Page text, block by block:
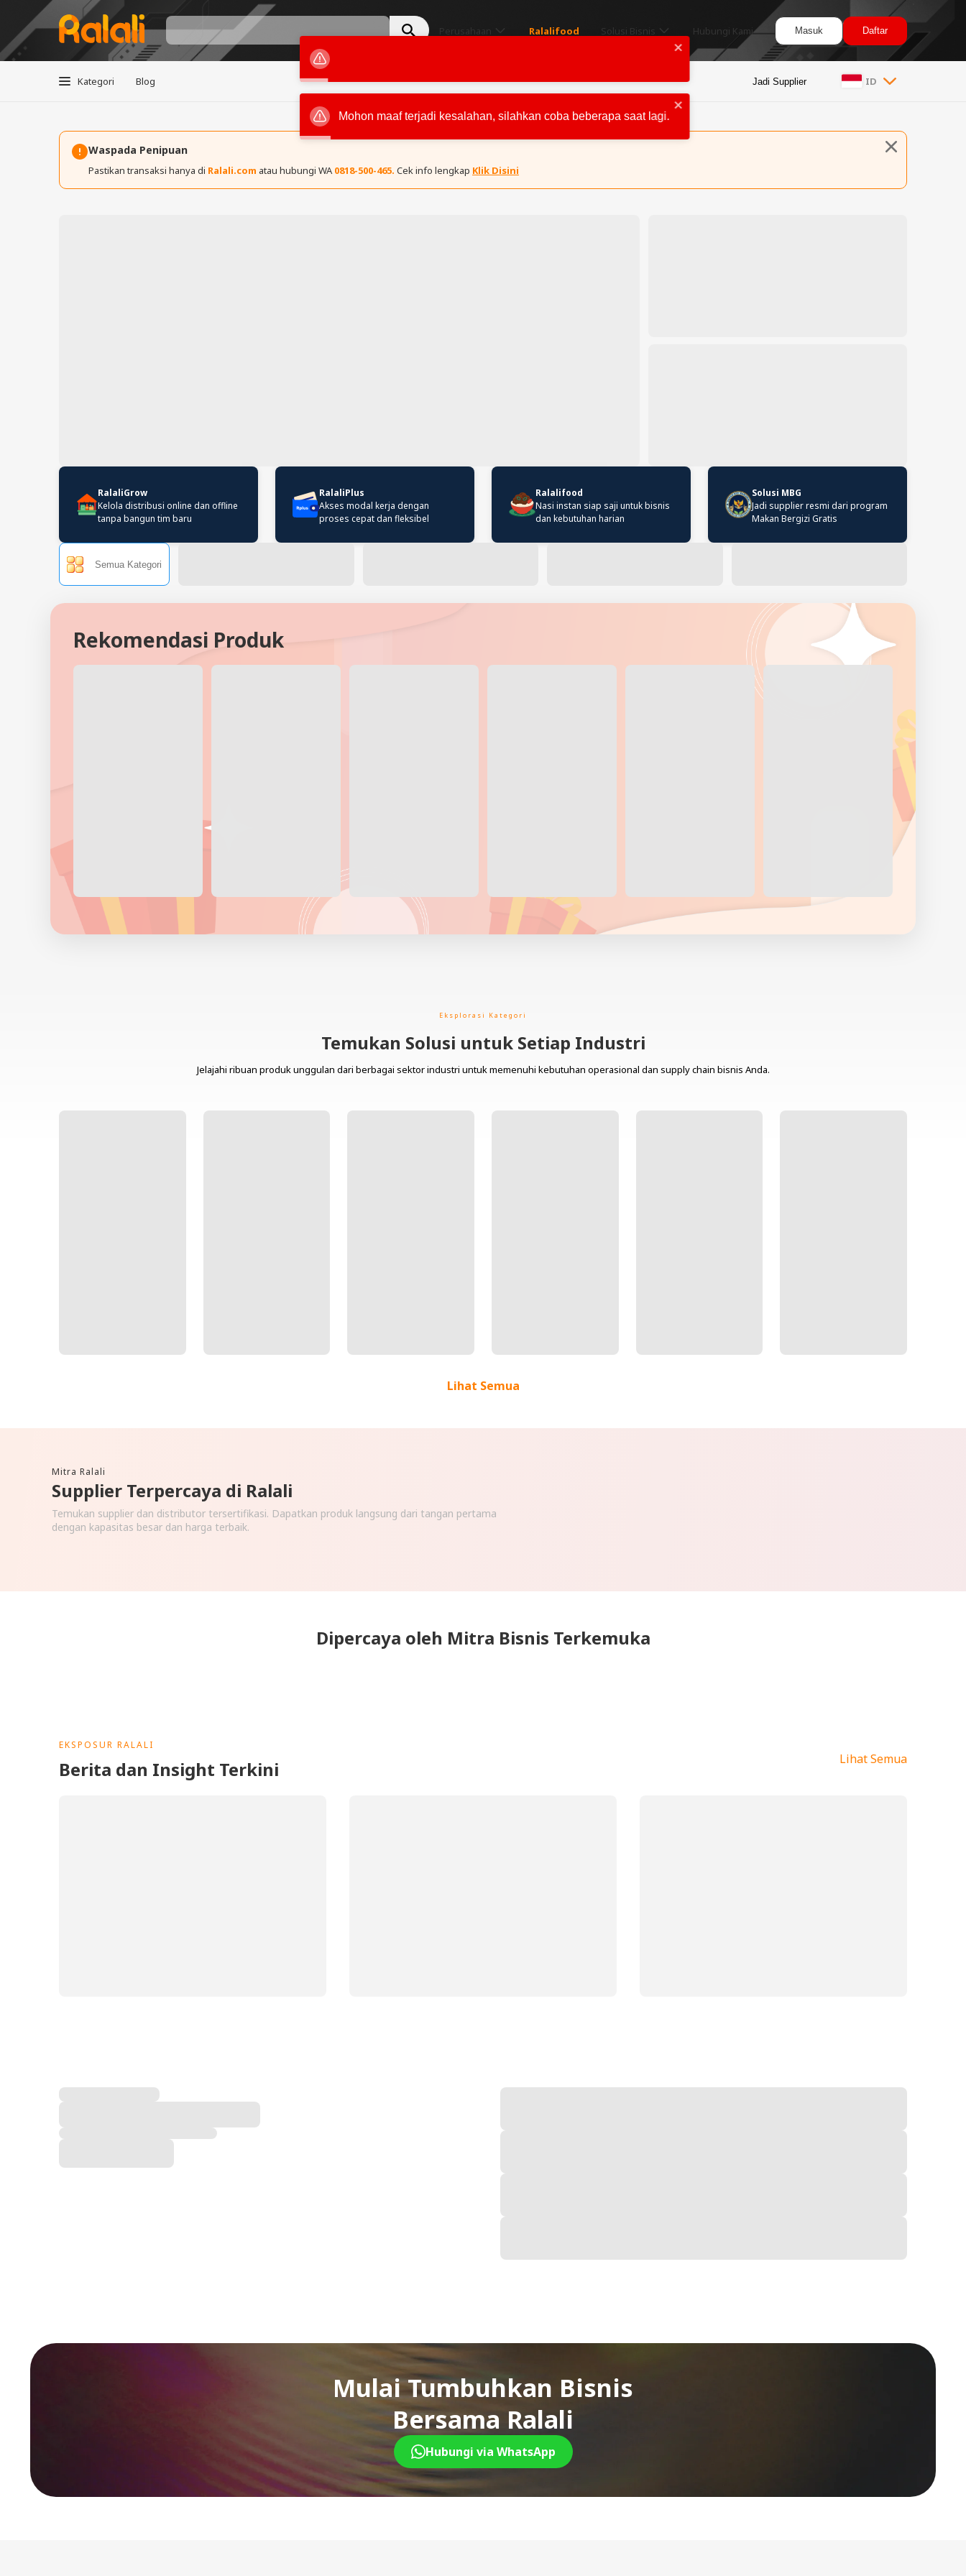
Perusahaan Ralalifood Solusi Bisnis Hubungi Kami Masuk Daftar
Kategori Blog Jadi Supplier ID
Waspada Penipuan
Pastikan transaksi hanya di Ralali.com atau hubungi WA 0818-500-465. Cek info lengkap Klik Disini
RalaliGrow
Kelola distribusi online dan offline
tanpa bangun tim baru
RalaliPlus
Akses modal kerja dengan
proses cepat dan fleksibel
Ralalifood
Nasi instan siap saji untuk bisnis
dan kebutuhan harian
Solusi MBG
Jadi supplier resmi dari program
Makan Bergizi Gratis
Semua Kategori
Rekomendasi Produk
Eksplorasi Kategori
Temukan Solusi untuk Setiap Industri
Jelajahi ribuan produk unggulan dari berbagai sektor industri untuk memenuhi kebutuhan operasional dan supply chain bisnis Anda.
Lihat Semua
Mitra Ralali
Supplier Terpercaya di Ralali
Temukan supplier dan distributor tersertifikasi. Dapatkan produk langsung dari tangan pertama
dengan kapasitas besar dan harga terbaik.
Dipercaya oleh Mitra Bisnis Terkemuka
EKSPOSUR RALALI
Berita dan Insight Terkini Lihat Semua
Mulai Tumbuhkan Bisnis
Bersama Ralali
Hubungi via WhatsApp